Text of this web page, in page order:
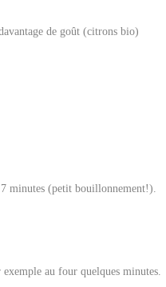
de goût (citrons bio)
minutes (petit bouillonnement!).
au four quelques minutes.